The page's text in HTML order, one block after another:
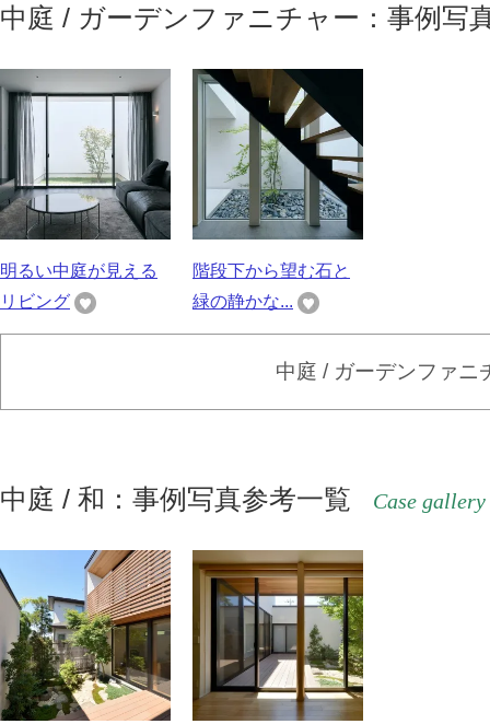
中庭 / ガーデンファニチャー：事例写
明るい中庭が見える
リビング
階段下から望む石と
緑の静かな...
中庭 / ガーデンファニ
中庭 / 和：事例写真参考一覧 Case gallery